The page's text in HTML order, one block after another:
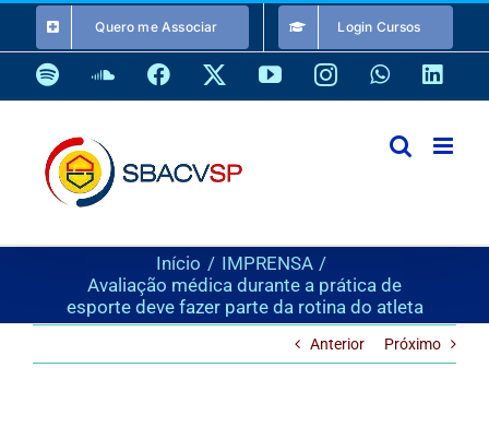
o
conteúdo
Quero me Associar Login Cursos
SpotifySoundCloud
Facebook YouTubeInstagramWhatsApp
Início
IMPRENSA
Avaliação médica durante a prática de
esporte deve fazer parte da rotina do atleta
Anterior Próximo